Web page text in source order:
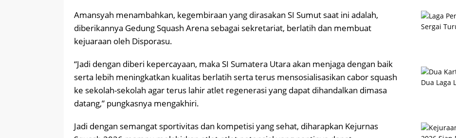
Amansyah menambahkan, kegembiraan yang dirasakan SI Sumut saat ini adalah,
diberikannya Gedung Squash Arena sebagai sekretariat, berlatih dan membuat
kejuaraan oleh Disporasu.
“Jadi dengan diberi kepercayaan, maka SI Sumatera Utara akan menjaga dengan baik
serta lebih meningkatkan kualitas berlatih serta terus mensosialisasikan cabor squash
ke sekolah-sekolah agar terus lahir atlet regenerasi yang dapat dihandalkan dimasa
datang,” pungkasnya mengakhiri.
Jadi dengan semangat sportivitas dan kompetisi yang sehat, diharapkan Kejurnas